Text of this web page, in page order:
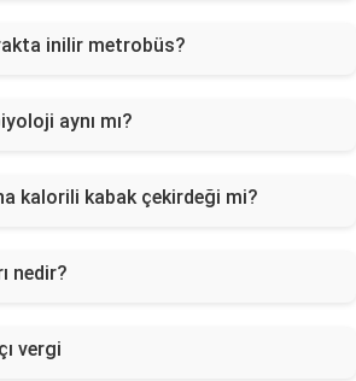
inilir metrobüs?
aynı mı?
kalorili kabak çekirdeği mi?
nedir?
vergi